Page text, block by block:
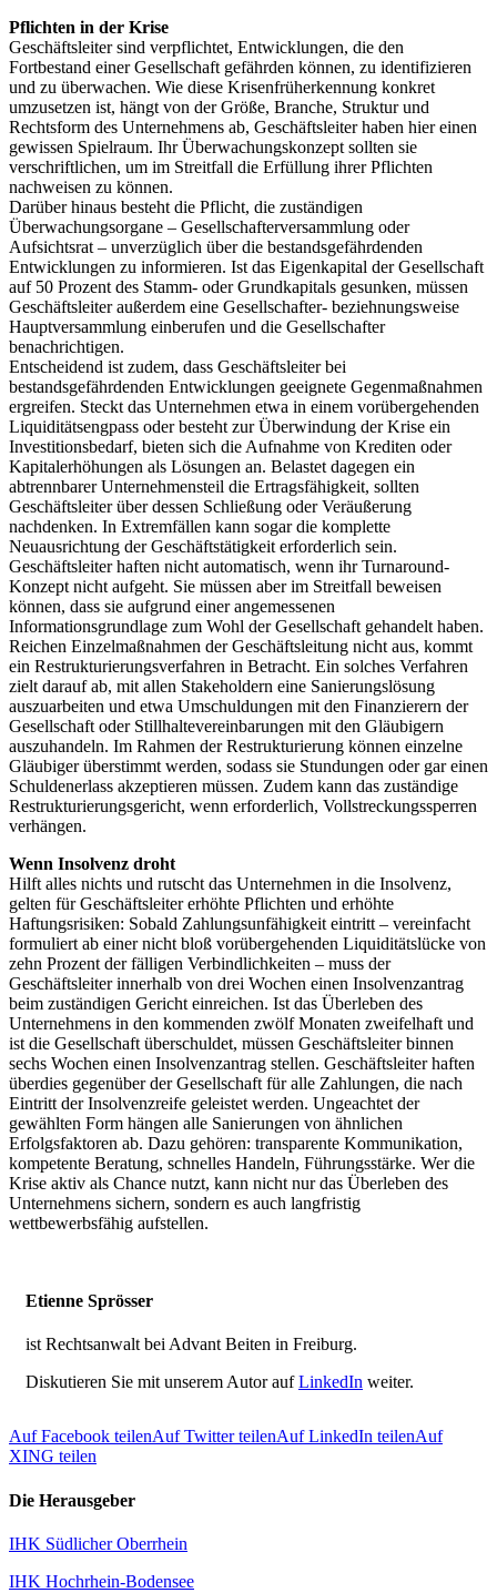
Pflichten in der Krise
Geschäftsleiter sind verpflichtet, Entwicklungen, die den
Fortbestand einer Gesellschaft gefährden können, zu identifizieren
und zu überwachen. Wie diese Krisenfrüherkennung konkret
umzusetzen ist, hängt von der Größe, Branche, Struktur und
Rechtsform des Unternehmens ab, Geschäftsleiter haben hier einen
gewissen Spielraum. Ihr Überwachungskonzept sollten sie
verschriftlichen, um im Streitfall die Erfüllung ihrer Pflichten
nachweisen zu können.
Darüber hinaus besteht die Pflicht, die zuständigen
Überwachungsorgane – Gesellschafterversammlung oder
Aufsichtsrat – unverzüglich über die bestandsgefährdenden
Entwicklungen zu informieren. Ist das Eigenkapital der Gesellschaft
auf 50 Prozent des Stamm- oder Grundkapitals gesunken, müssen
Geschäftsleiter außerdem eine Gesellschafter- beziehnungsweise
Hauptversammlung einberufen und die Gesellschafter
benachrichtigen.
Entscheidend ist zudem, dass Geschäftsleiter bei
bestandsgefährdenden Entwicklungen geeignete Gegenmaßnahmen
ergreifen. Steckt das Unternehmen etwa in einem vorübergehenden
Liquiditätsengpass oder besteht zur Überwindung der Krise ein
Investitionsbedarf, bieten sich die Aufnahme von Krediten oder
Kapitalerhöhungen als Lösungen an. Belastet dagegen ein
abtrennbarer Unternehmensteil die Ertragsfähigkeit, sollten
Geschäftsleiter über dessen Schließung oder Veräußerung
nachdenken. In Extremfällen kann sogar die komplette
Neuausrichtung der Geschäftstätigkeit erforderlich sein.
Geschäftsleiter haften nicht automatisch, wenn ihr Turnaround-
Konzept nicht aufgeht. Sie müssen aber im Streitfall beweisen
können, dass sie aufgrund einer angemessenen
Informationsgrundlage zum Wohl der Gesellschaft gehandelt haben.
Reichen Einzelmaßnahmen der Geschäftsleitung nicht aus, kommt
ein Restrukturierungsverfahren in Betracht. Ein solches Verfahren
zielt darauf ab, mit allen Stakeholdern eine Sanierungslösung
auszuarbeiten und etwa Umschuldungen mit den Finanzierern der
Gesellschaft oder Stillhaltevereinbarungen mit den Gläubigern
auszuhandeln. Im Rahmen der Restrukturierung können einzelne
Gläubiger überstimmt werden, sodass sie Stundungen oder gar einen
Schuldenerlass akzeptieren müssen. Zudem kann das zuständige
Restrukturierungsgericht, wenn erforderlich, Vollstreckungssperren
verhängen.
Wenn Insolvenz droht
Hilft alles nichts und rutscht das Unternehmen in die Insolvenz,
gelten für Geschäftsleiter erhöhte Pflichten und erhöhte
Haftungsrisiken: Sobald Zahlungsunfähigkeit eintritt – vereinfacht
formuliert ab einer nicht bloß vorübergehenden Liquiditätslücke von
zehn Prozent der fälligen Verbindlichkeiten – muss der
Geschäftsleiter innerhalb von drei Wochen einen Insolvenzantrag
beim zuständigen Gericht einreichen. Ist das Überleben des
Unternehmens in den kommenden zwölf Monaten zweifelhaft und
ist die Gesellschaft überschuldet, müssen Geschäftsleiter binnen
sechs Wochen einen Insolvenzantrag stellen. Geschäftsleiter haften
überdies gegenüber der Gesellschaft für alle Zahlungen, die nach
Eintritt der Insolvenzreife geleistet werden. Ungeachtet der
gewählten Form hängen alle Sanierungen von ähnlichen
Erfolgsfaktoren ab. Dazu gehören: transparente Kommunikation,
kompetente Beratung, schnelles Handeln, Führungsstärke. Wer die
Krise aktiv als Chance nutzt, kann nicht nur das Überleben des
Unternehmens sichern, sondern es auch langfristig
wettbewerbsfähig aufstellen.
Etienne Sprösser
ist Rechtsanwalt bei Advant Beiten in Freiburg.
Diskutieren Sie mit unserem Autor aufLinkedIn weiter.
Auf Facebook teilenAuf Twitter teilenAuf LinkedIn teilenAuf
XING teilen
Die Herausgeber
IHK Südlicher Oberrhein
IHK Hochrhein-Bodensee